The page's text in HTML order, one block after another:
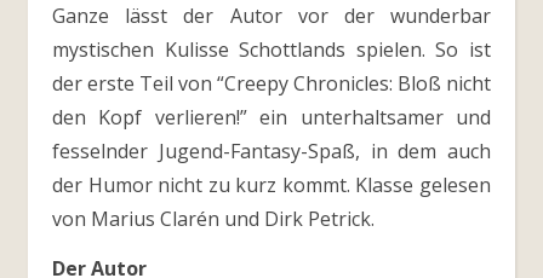
Ganze lässt der Autor vor der wunderbar
mystischen Kulisse Schottlands spielen. So ist
der erste Teil von “Creepy Chronicles: Bloß nicht
den Kopf verlieren!” ein unterhaltsamer und
fesselnder Jugend-Fantasy-Spaß, in dem auch
der Humor nicht zu kurz kommt. Klasse gelesen
von Marius Clarén und Dirk Petrick.
Der Autor